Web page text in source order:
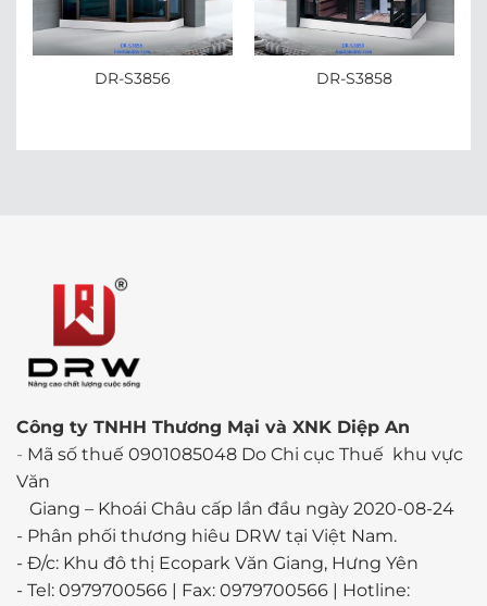
DR-S3856 DR-S3858
Công ty TNHH Thương Mại và XNK Diệp An
- Mã số thuế 0901085048 Do Chi cục Thuế khu vực
Văn
Giang – Khoái Châu cấp lần đầu ngày 2020-08-24
- Phân phối thương hiêu DRW tại Việt Nam.
- Đ/c: Khu đô thị Ecopark Văn Giang, Hưng Yên
- Tel: 0979700566 | Fax: 0979700566 | Hotline: